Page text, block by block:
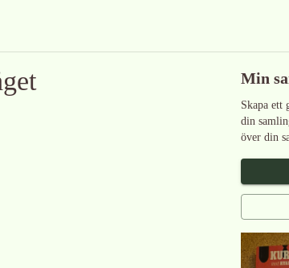
Min
Skapa ett
din
över din